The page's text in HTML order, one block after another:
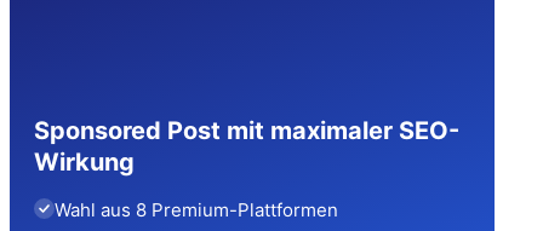
Sponsored Post mit maximaler SEO-
Wirkung
Wahl aus 8 Premium-Plattformen